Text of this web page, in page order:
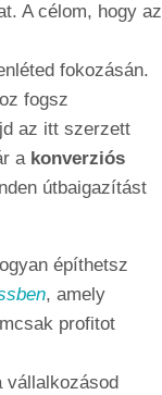
A célom, hogy az
fokozásán.
fogsz
az itt szerzett
a konverziós
útbaigazítást
építhetsz
, amely
profitot
vállalkozásod